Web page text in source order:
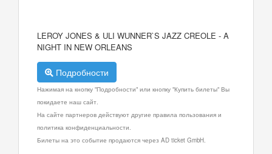
LEROY JONES & ULI WUNNER`S JAZZ CREOLE - A
NIGHT IN NEW ORLEANS
Подробности
Нажимая на кнопку "Подробности" или кнопку "Купить билеты" Вы
покидаете наш сайт.
На сайте партнеров действуют другие правила пользования и
политика конфиденциальности.
Билеты на это событие продаются через AD ticket GmbH.